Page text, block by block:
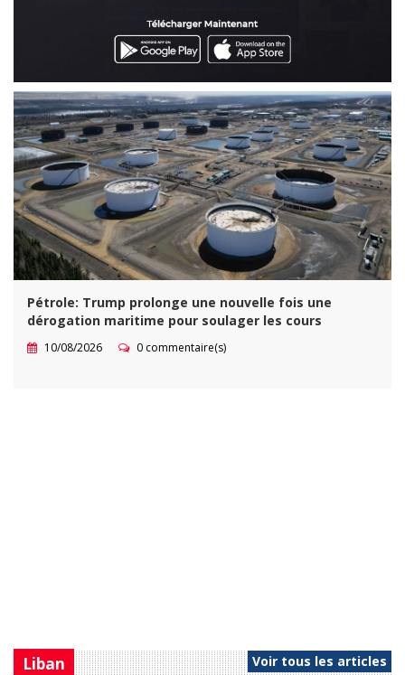
Pétrole: Trump prolonge une nouvelle fois une
dérogation maritime pour soulager les cours
10/08/2026 0 commentaire(s)
Liban Voir tous les articles